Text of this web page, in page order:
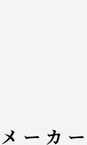
ーカ